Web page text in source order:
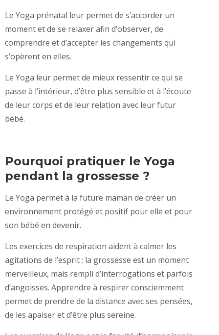
Le Yoga prénatal leur permet de s’accorder un
moment et de se relaxer afin d’observer, de
comprendre et d’accepter les changements qui
s’opèrent en elles.
Le Yoga leur permet de mieux ressentir ce qui se
passe à l’intérieur, d’être plus sensible et à l’écoute
de leur corps et de leur relation avec leur futur
bébé.
Pourquoi pratiquer le Yoga
pendant la grossesse ?
Le Yoga permet à la future maman de créer un
environnement protégé et positif pour elle et pour
son bébé en devenir.
Les exercices de respiration aident à calmer les
agitations de l’esprit : la grossesse est un moment
merveilleux, mais rempli d’interrogations et parfois
d’angoisses. Apprendre à respirer consciemment
permet de prendre de la distance avec ses pensées,
de les apaiser et d’être plus sereine.